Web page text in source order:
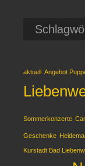
aktuell Angebot
Sommerkonzerte
Geschenke
Kurstadt Bad